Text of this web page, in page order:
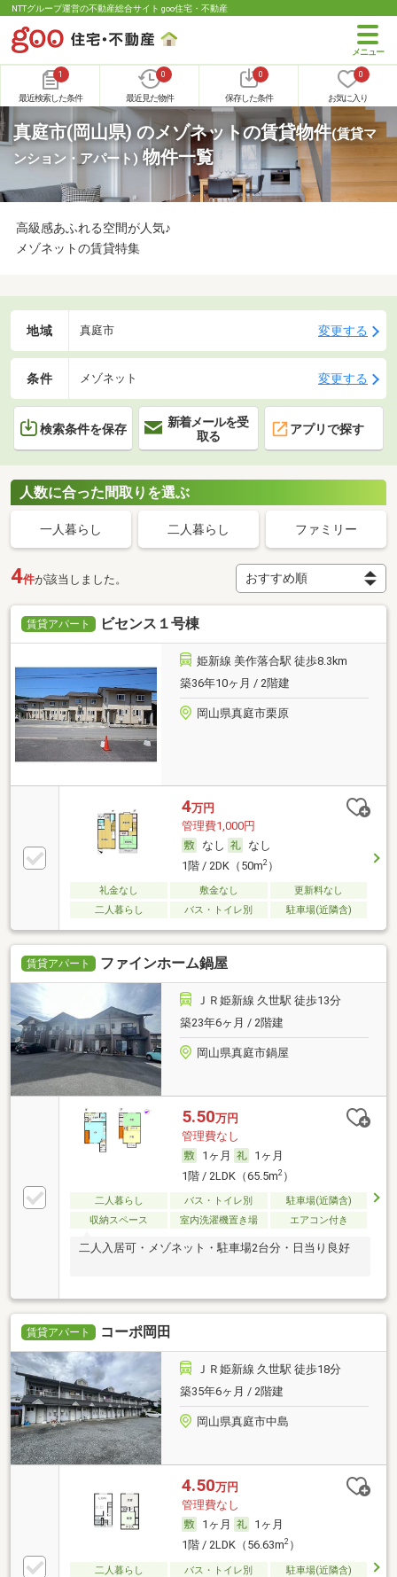
NTTグループ運営の不動産総合サイト goo住宅・不動産
1
最近検索した条件
0
最近見た物件
0
保存した条件
0
お気に入り
真庭市(岡山県) のメゾネットの賃貸物件(賃貸マ
ンション・アパート) 物件一覧
高級感あふれる空間が人気♪
メゾネットの賃貸特集
地域 真庭市 変更する
条件 メゾネット 変更する
検索条件を保存
新着メールを受
取る
アプリで探す
人数に合った間取りを選ぶ
一人暮らし 二人暮らし ファミリー
4件が該当しました。
賃貸アパート ビセンス１号棟
姫新線 美作落合駅 徒歩8.3km
築36年10ヶ月 / 2階建
岡山県真庭市栗原
4万円
管理費1,000円
なし
なし
1階 / 2DK（50m2）
礼金なし 敷金なし
更新料なし
二人暮らし
バス・トイレ別 駐車場(近隣含)
賃貸アパート ファインホーム鍋屋
ＪＲ姫新線 久世駅 徒歩13分
築23年6ヶ月 / 2階建
岡山県真庭市鍋屋
5.50万円
管理費なし
1ヶ月
1ヶ月
1階 / 2LDK（65.5m2）
二人暮らし バス・トイレ別
駐車場(近隣含)
収納スペース
室内洗濯機置き場 エアコン付き
二人入居可・メゾネット・駐車場2台分・日当り良好
賃貸アパート コーポ岡田
ＪＲ姫新線 久世駅 徒歩18分
築35年6ヶ月 / 2階建
岡山県真庭市中島
4.50万円
管理費なし
1ヶ月
1ヶ月
1階 / 2LDK（56.63m2）
二人暮らし バス・トイレ別
駐車場(近隣含)